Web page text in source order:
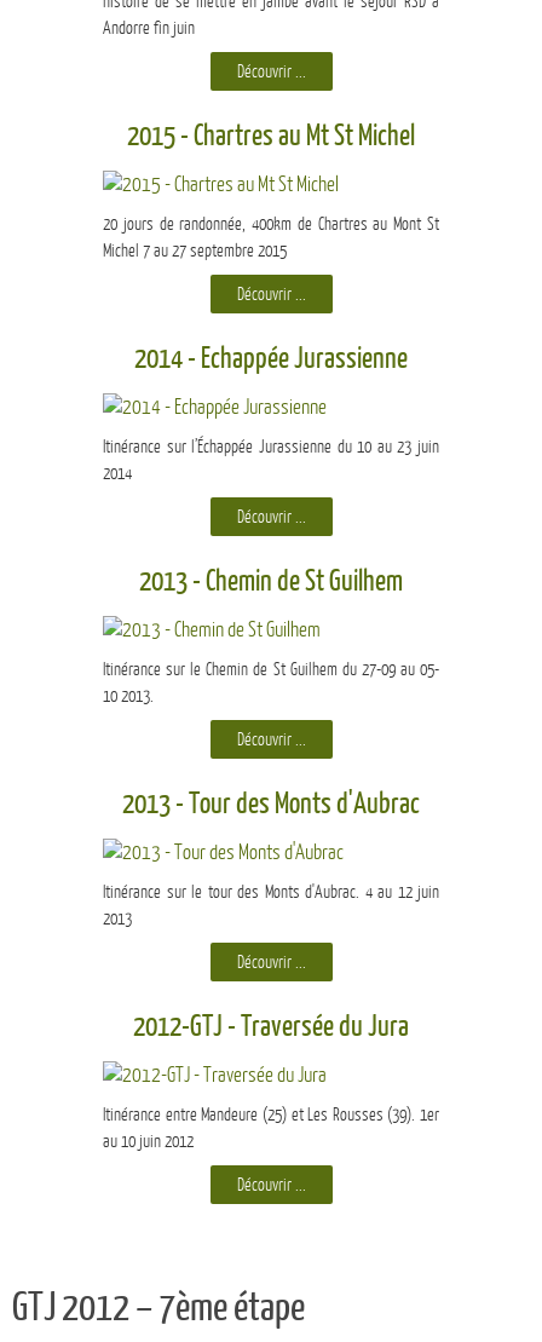
Andorre fin juin
Découvrir ...
2015 - Chartres au Mt St Michel
20 jours de randonnée, 400km de Chartres au Mont St
Michel 7 au 27 septembre 2015
Découvrir ...
2014 - Echappée Jurassienne
Itinérance sur l’Échappée Jurassienne du 10 au 23 juin
2014
Découvrir ...
2013 - Chemin de St Guilhem
Itinérance sur le Chemin de St Guilhem du 27-09 au 05-
10 2013.
Découvrir ...
2013 - Tour des Monts d'Aubrac
Itinérance sur le tour des Monts d'Aubrac. 4 au 12 juin
2013
Découvrir ...
2012-GTJ - Traversée du Jura
Itinérance entre Mandeure (25) et Les Rousses (39). 1er
au 10 juin 2012
Découvrir ...
GTJ 2012 – 7ème étape